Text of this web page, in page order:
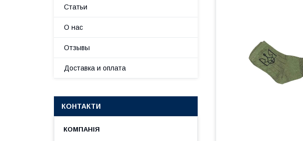
Статьи
О нас
Отзывы
Доставка и оплата
КОНТАКТИ